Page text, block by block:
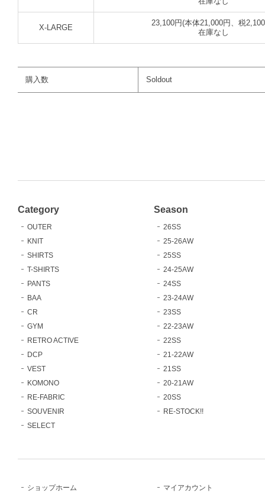
X-LARGE
23,100円(本体21,000円、税
在庫なし
購入数 Soldout
Category
OUTER
KNIT
SHIRTS
T-SHIRTS
PANTS
BAA
CR
GYM
RETRO ACTIVE
DCP
VEST
KOMONO
RE-FABRIC
SOUVENIR
SELECT
Season
26SS
25-26AW
25SS
24-25AW
24SS
23-24AW
23SS
22-23AW
22SS
21-22AW
21SS
20-21AW
20SS
RE-STOCK!!
ショップホーム
マイアカウント